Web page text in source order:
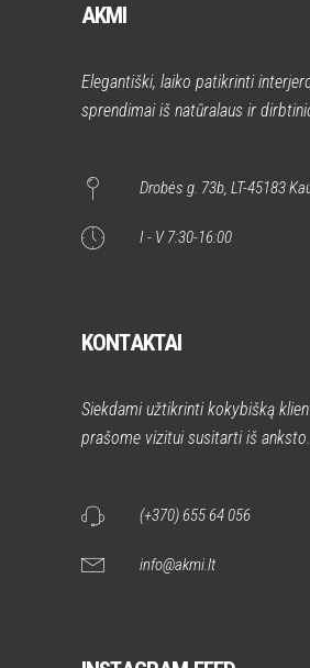
AKMI
Elegantiški, laiko patikrinti
sprendimai iš natūralaus ir
Drobės g. 73b, LT-45183
I - V 7:30-16:00
KONTAKTAI
Siekdami užtikrinti kokybišką
prašome vizitui susitarti iš anksto.
(+370) 655 64 056
info@akmi.lt